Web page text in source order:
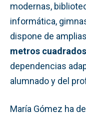
modernas,
informática,
dispone de
metros
dependencias
alumnado y del
María Gómez ha